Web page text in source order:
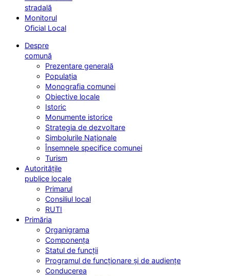
stradală
Monitorul
Oficial Local
Despre
comună
Prezentare generală
Populația
Monografia comunei
Obiective locale
Istoric
Monumente istorice
Strategia de dezvoltare
Simbolurile Naționale
Însemnele specifice comunei
Turism
Autoritățile
publice locale
Primarul
Consiliul local
RUTI
Primăria
Organigrama
Componența
Statul de funcții
Programul de funcționare și de audiențe
Conducerea